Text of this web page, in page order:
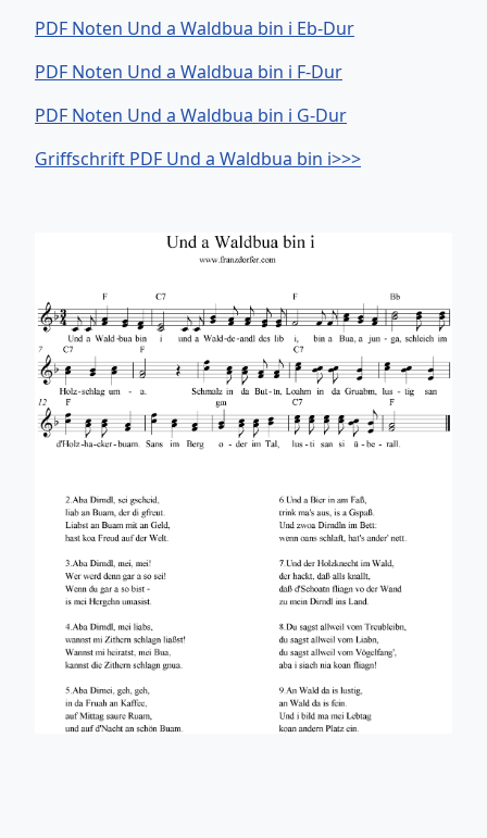
PDF Noten Und a Waldbua bin i Eb-Dur
PDF Noten Und a Waldbua bin i F-Dur
PDF Noten Und a Waldbua bin i G-Dur
Griffschrift PDF Und a Waldbua bin i>>>